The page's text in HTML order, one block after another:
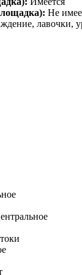
Не
лавочки,